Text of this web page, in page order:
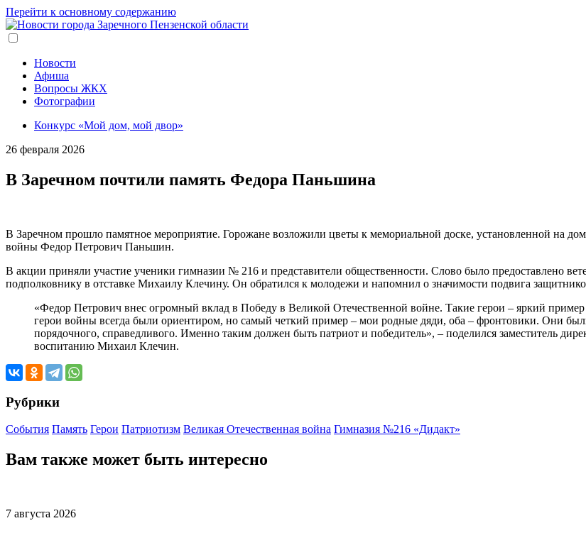
Перейти к основному содержанию
Новости
Афиша
Вопросы ЖКХ
Фотографии
Конкурс «Мой дом, мой двор»
26 февраля 2026
В Заречном почтили память Федора Паньшина
В Заречном прошло памятное мероприятие. Горожане возложили цветы к мемориальной доске, установленной на
войны Федор Петрович Паньшин.
В акции приняли участие ученики гимназии № 216 и представители общественности. Слово было предоставлено
подполковнику в отставке Михаилу Клечину. Он обратился к молодежи и напомнил о значимости подвига
«Федор Петрович внес огромный вклад в Победу в Великой Отечественной войне. Такие герои – яркий
герои войны всегда были ориентиром, но самый четкий пример – мои родные дяди, оба – фронтовики. Они
порядочного, справедливого. Именно таким должен быть патриот и победитель», – поделился заместитель
воспитанию Михаил Клечин.
Рубрики
События Память Герои Патриотизм Великая Отечественная война Гимназия №216 «Дидакт»
Вам также может быть интересно
7 августа 2026